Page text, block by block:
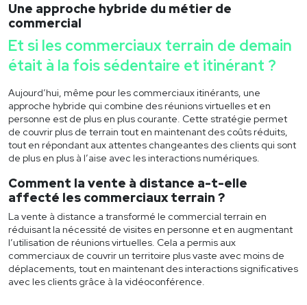
Une approche hybride du métier de
commercial
Et si les commerciaux terrain de demain
était à la fois sédentaire et itinérant ?
Aujourd’hui, même pour les commerciaux itinérants, une
approche hybride qui combine des réunions virtuelles et en
personne est de plus en plus courante. Cette stratégie permet
de couvrir plus de terrain tout en maintenant des coûts réduits,
tout en répondant aux attentes changeantes des clients qui sont
de plus en plus à l’aise avec les interactions numériques.
Comment la vente à distance a-t-elle
affecté les commerciaux terrain ?
La vente à distance a transformé le commercial terrain en
réduisant la nécessité de visites en personne et en augmentant
l’utilisation de réunions virtuelles. Cela a permis aux
commerciaux de couvrir un territoire plus vaste avec moins de
déplacements, tout en maintenant des interactions significatives
avec les clients grâce à la vidéoconférence.